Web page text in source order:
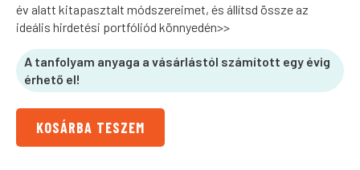
év alatt kitapasztalt módszereimet, és állítsd össze az
ideális hirdetési portfóliód könnyedén>>
A tanfolyam anyaga a vásárlástól számított egy évig
érhető el!
KOSÁRBA TESZEM